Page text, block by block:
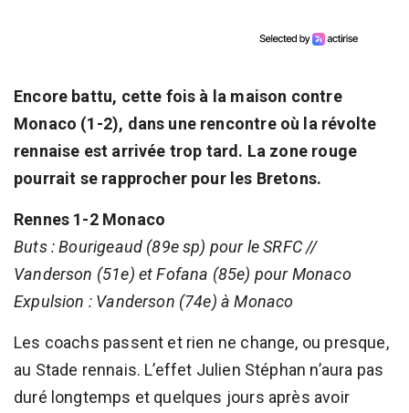
Encore battu, cette fois à la maison contre
Monaco (1-2), dans une rencontre où la révolte
rennaise est arrivée trop tard. La zone rouge
pourrait se rapprocher pour les Bretons.
Rennes 1-2 Monaco
Buts : Bourigeaud (89e sp) pour le SRFC //
Vanderson (51e) et Fofana (85e) pour Monaco
Expulsion : Vanderson (74e) à Monaco
Les coachs passent et rien ne change, ou presque,
au Stade rennais. L’effet Julien Stéphan n’aura pas
duré longtemps et quelques jours après avoir